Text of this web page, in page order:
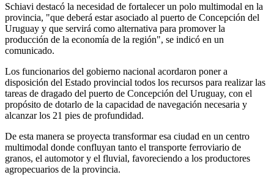
Schiavi destacó la necesidad de fortalecer un polo multimodal en la
provincia, "que deberá estar asociado al puerto de Concepción del
Uruguay y que servirá como alternativa para promover la
producción de la economía de la región", se indicó en un
comunicado.
Los funcionarios del gobierno nacional acordaron poner a
disposición del Estado provincial todos los recursos para realizar las
tareas de dragado del puerto de Concepción del Uruguay, con el
propósito de dotarlo de la capacidad de navegación necesaria y
alcanzar los 21 pies de profundidad.
De esta manera se proyecta transformar esa ciudad en un centro
multimodal donde confluyan tanto el transporte ferroviario de
granos, el automotor y el fluvial, favoreciendo a los productores
agropecuarios de la provincia.